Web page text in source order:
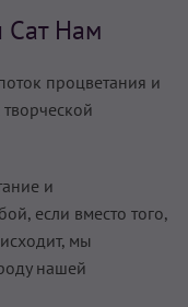
Нам
процветания и
и
если вместо того,
мы
нашей